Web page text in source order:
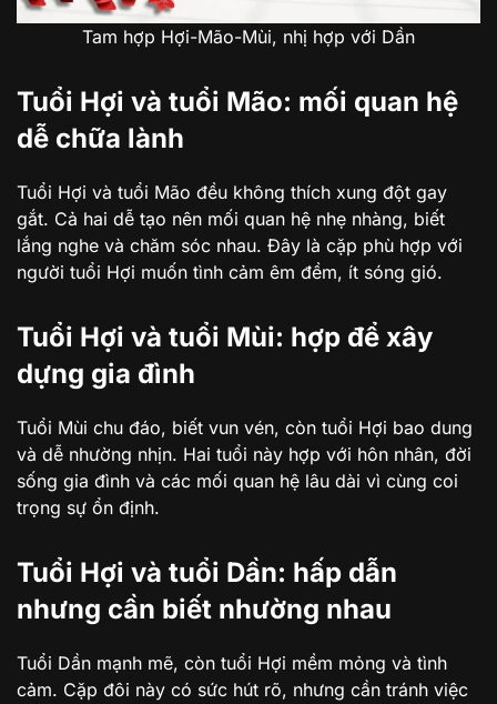
Tam hợp Hợi-Mão-Mùi, nhị hợp với Dần
Tuổi Hợi và tuổi Mão: mối quan hệ
dễ chữa lành
Tuổi Hợi và tuổi Mão đều không thích xung đột gay
gắt. Cả hai dễ tạo nên mối quan hệ nhẹ nhàng, biết
lắng nghe và chăm sóc nhau. Đây là cặp phù hợp với
người tuổi Hợi muốn tình cảm êm đềm, ít sóng gió.
Tuổi Hợi và tuổi Mùi: hợp để xây
dựng gia đình
Tuổi Mùi chu đáo, biết vun vén, còn tuổi Hợi bao dung
và dễ nhường nhịn. Hai tuổi này hợp với hôn nhân, đời
sống gia đình và các mối quan hệ lâu dài vì cùng coi
trọng sự ổn định.
Tuổi Hợi và tuổi Dần: hấp dẫn
nhưng cần biết nhường nhau
Tuổi Dần mạnh mẽ, còn tuổi Hợi mềm mỏng và tình
cảm. Cặp đôi này có sức hút rõ, nhưng cần tránh việc